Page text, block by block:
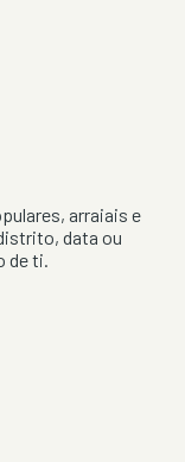
arraiais e
data ou
de ti.